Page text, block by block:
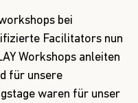
bei
Facilitators nun
Workshops anleiten
für unsere
waren für unser